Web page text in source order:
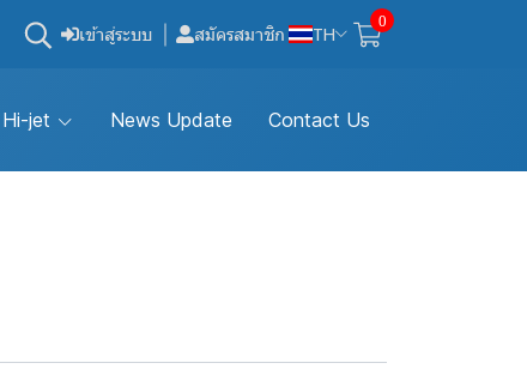
เข้าสู่ระบบ สมัครสมาชิก TH
0
jet News Update Contact Us